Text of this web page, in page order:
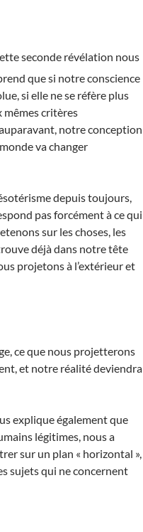
ette seconde révélation nous
que si notre conscience
si elle ne se réfère plus
mêmes critères
notre conception
va changer
depuis toujours,
pas forcément à ce qui
sur les choses, les
déjà dans notre tête
projetons à l’extérieur et
ce que nous projetterons
et notre réalité deviendra
explique également que
légitimes, nous a
sur un plan « horizontal »,
sujets qui ne concernent